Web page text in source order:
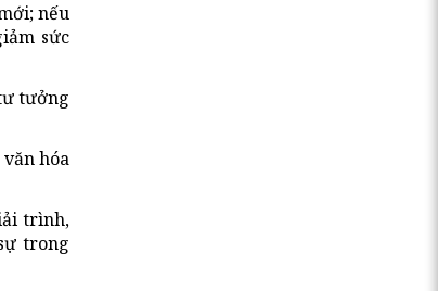
nếu
sức
tưởng
hóa
trình,
trong